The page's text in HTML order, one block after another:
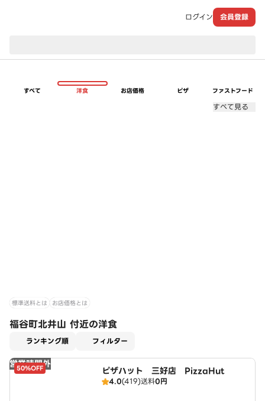
ログイン 会員登録
すべて 洋食 お店価格 ピザ ファストフード
すべて見る
標準送料とは お店価格とは
福谷町北井山 付近の洋食
ランキング順 フィルター
営業時間外
50%OFF ピザハット 三好店 PizzaHut
4.0(419)送料0円